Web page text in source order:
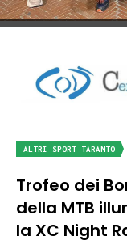
ALTRI SPORT TARANTO
Trofeo dei
della MTB
la XC Night